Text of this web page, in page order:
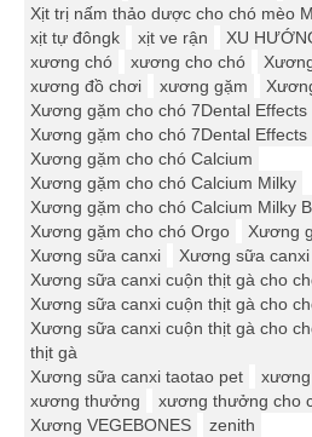
Xịt trị nấm thảo dược cho chó mèo
xịt tự đôngk
xịt ve rận XU
xương chó
xương cho chó
xương đồ chơi
xương gặm
Xương gặm cho chó 7Dental Effects
Xương gặm cho chó 7Dental Effects
Xương gặm cho chó Calcium
Xương gặm cho chó Calcium Milky
Xương gặm cho chó Calcium Milky
Xương gặm cho chó Orgo
Xương
Xương sữa canxi
Xương sữa
Xương sữa canxi cuộn thịt gà cho
Xương sữa canxi cuộn thịt gà cho
Xương sữa canxi cuộn thịt gà cho
thịt gà
Xương sữa canxi taotao pet
xương thưởng
xương thưởng cho
Xương VEGEBONES
zenith